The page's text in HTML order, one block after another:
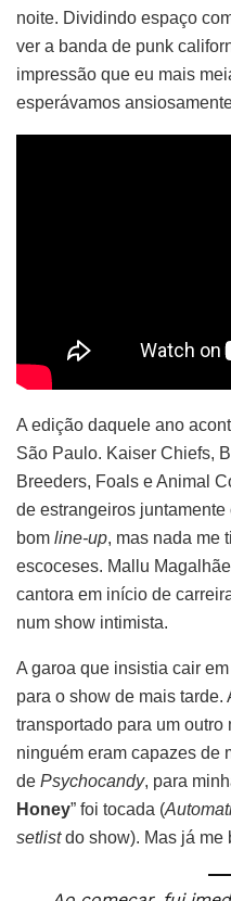
noite. Dividindo espaço
ver a banda de punk
impressão que eu mais
esperávamos
A edição daquele ano
São Paulo. Kaiser Chiefs,
Breeders, Foals e Animal
de estrangeiros
bom line-up, mas nada me
escoceses. Mallu
cantora em início de
num show intimista.
A garoa que insistia cair
para o show de mais tarde.
transportado para um
ninguém eram capazes de
de Psychocandy, para
Honey” foi tocada (
setlistdo show). Mas já me